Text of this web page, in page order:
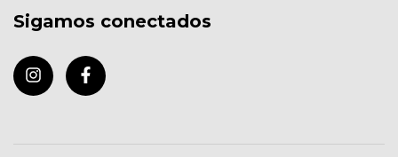
Sigamos conectados